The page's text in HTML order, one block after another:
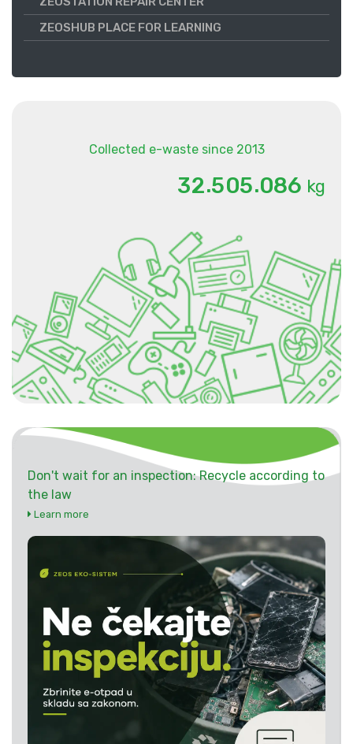
ZEOSHUB PLACE FOR LEARNING
Collected e-waste since 2013
32.505.086 kg
Don't wait for an inspection: Recycle according to
the law
Learn more